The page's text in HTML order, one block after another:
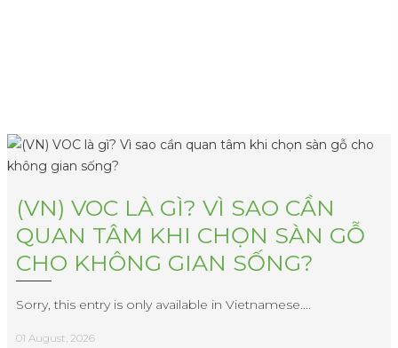
(VN) VOC LÀ GÌ? VÌ SAO CẦN
QUAN TÂM KHI CHỌN SÀN GỖ
CHO KHÔNG GIAN SỐNG?
Sorry, this entry is only available in Vietnamese....
01 August, 2026